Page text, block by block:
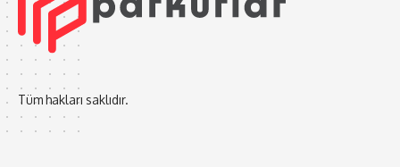
Tüm hakları saklıdır.